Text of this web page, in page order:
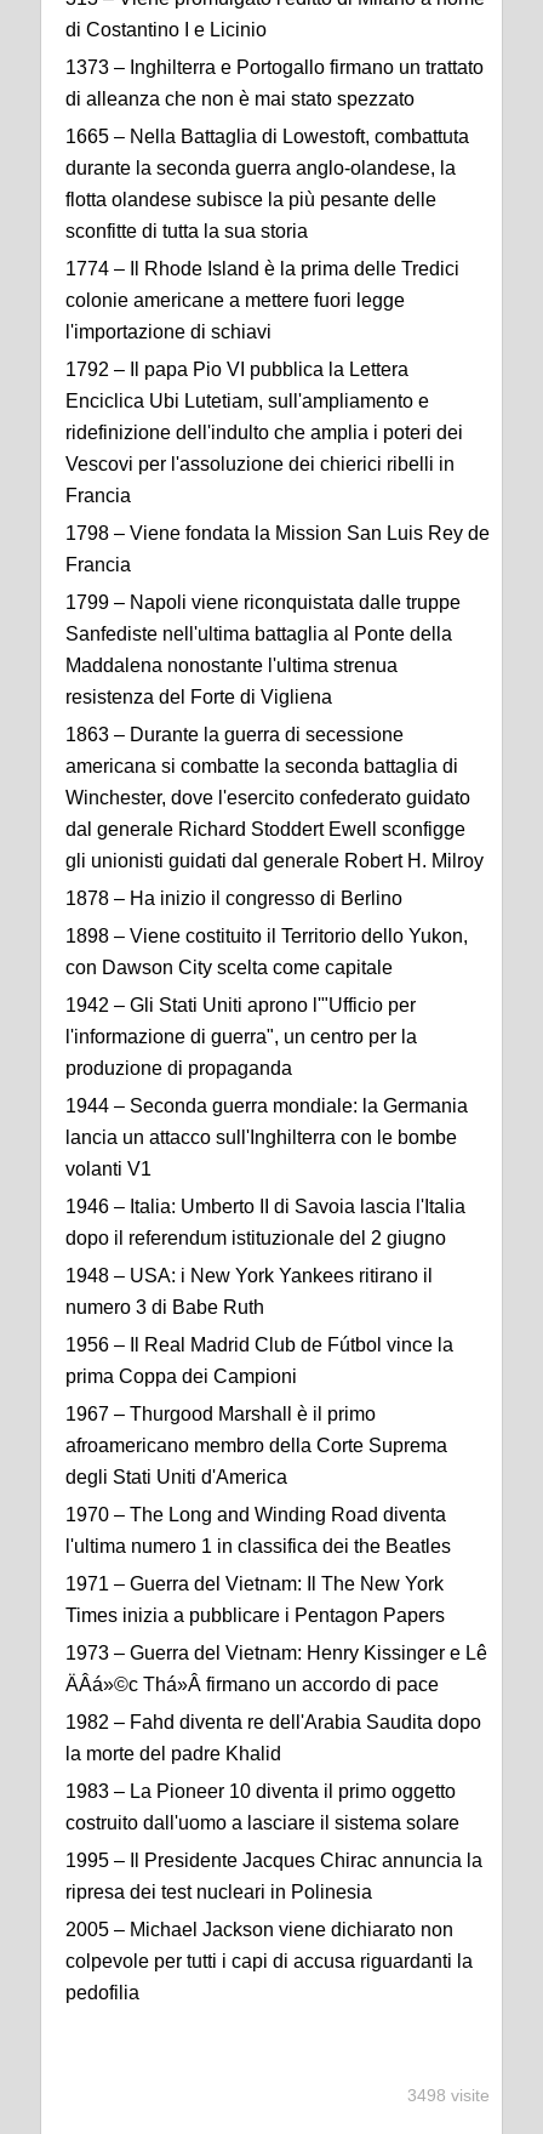
di Costantino I e Licinio
1373 – Inghilterra e Portogallo firmano un trattato
di alleanza che non è mai stato spezzato
1665 – Nella Battaglia di Lowestoft, combattuta
durante la seconda guerra anglo-olandese, la
flotta olandese subisce la più pesante delle
sconfitte di tutta la sua storia
1774 – Il Rhode Island è la prima delle Tredici
colonie americane a mettere fuori legge
l'importazione di schiavi
1792 – Il papa Pio VI pubblica la Lettera
Enciclica Ubi Lutetiam, sull'ampliamento e
ridefinizione dell'indulto che amplia i poteri dei
Vescovi per l'assoluzione dei chierici ribelli in
Francia
1798 – Viene fondata la Mission San Luis Rey de
Francia
1799 – Napoli viene riconquistata dalle truppe
Sanfediste nell'ultima battaglia al Ponte della
Maddalena nonostante l'ultima strenua
resistenza del Forte di Vigliena
1863 – Durante la guerra di secessione
americana si combatte la seconda battaglia di
Winchester, dove l'esercito confederato guidato
dal generale Richard Stoddert Ewell sconfigge
gli unionisti guidati dal generale Robert H. Milroy
1878 – Ha inizio il congresso di Berlino
1898 – Viene costituito il Territorio dello Yukon,
con Dawson City scelta come capitale
1942 – Gli Stati Uniti aprono l'"Ufficio per
l'informazione di guerra", un centro per la
produzione di propaganda
1944 – Seconda guerra mondiale: la Germania
lancia un attacco sull'Inghilterra con le bombe
volanti V1
1946 – Italia: Umberto II di Savoia lascia l'Italia
dopo il referendum istituzionale del 2 giugno
1948 – USA: i New York Yankees ritirano il
numero 3 di Babe Ruth
1956 – Il Real Madrid Club de Fútbol vince la
prima Coppa dei Campioni
1967 – Thurgood Marshall è il primo
afroamericano membro della Corte Suprema
degli Stati Uniti d'America
1970 – The Long and Winding Road diventa
l'ultima numero 1 in classifica dei the Beatles
1971 – Guerra del Vietnam: Il The New York
Times inizia a pubblicare i Pentagon Papers
1973 – Guerra del Vietnam: Henry Kissinger e Lê
ÄÂá»©c Thá»Â firmano un accordo di pace
1982 – Fahd diventa re dell'Arabia Saudita dopo
la morte del padre Khalid
1983 – La Pioneer 10 diventa il primo oggetto
costruito dall'uomo a lasciare il sistema solare
1995 – Il Presidente Jacques Chirac annuncia la
ripresa dei test nucleari in Polinesia
2005 – Michael Jackson viene dichiarato non
colpevole per tutti i capi di accusa riguardanti la
pedofilia
3498 visite